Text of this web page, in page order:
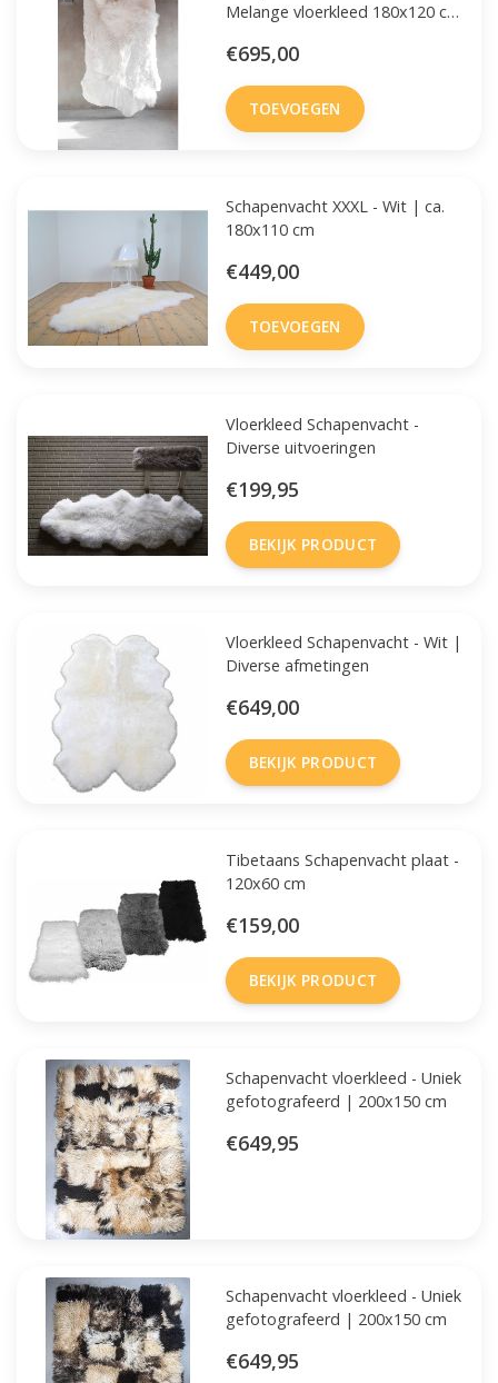
Melange vloerkleed 180x120 cm
€695,00
TOEVOEGEN
Schapenvacht XXXL - Wit | ca.
180x110 cm
€449,00
TOEVOEGEN
Vloerkleed Schapenvacht -
Diverse uitvoeringen
€199,95
BEKIJK PRODUCT
Vloerkleed Schapenvacht - Wit |
Diverse afmetingen
€649,00
BEKIJK PRODUCT
Tibetaans Schapenvacht plaat -
120x60 cm
€159,00
BEKIJK PRODUCT
Schapenvacht vloerkleed - Uniek
gefotografeerd | 200x150 cm
€649,95
Schapenvacht vloerkleed - Uniek
gefotografeerd | 200x150 cm
€649,95